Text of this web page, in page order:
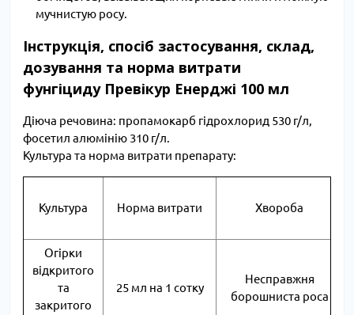
мучнистую росу.
Інструкція, спосіб застосування, склад,
дозування та норма витрати
фунгіциду Превікур Енерджі 100 мл
Діюча речовина: пропамокарб гідрохлорид 530 г/л,
фосетил алюмінію 310 г/л.
Культура та норма витрати препарату:
Культура Норма витрати Хвороба
Огірки
відкритого
та
закритого
25 мл на 1 сотку
Несправжня
борошниста роса